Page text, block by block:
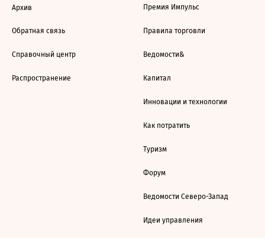
Архив
Обратная связь
Справочный центр
Распространение
Премия Импульс
Правила торговли
Ведомости&
Капитал
Инновации и технологии
Как потратить
Туризм
Форум
Ведомости Северо-Запад
Идеи управления